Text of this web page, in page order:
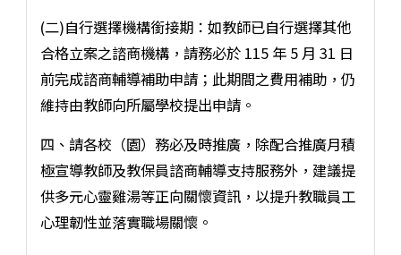
(二)自行選擇機構銜接期：如教師已自行選擇其他
合格立案之諮商機構，請務必於 115 年 5 月 31 日
前完成諮商輔導補助申請；此期間之費用補助，仍
維持由教師向所屬學校提出申請。
四、請各校（園）務必及時推廣，除配合推廣月積
極宣導教師及教保員諮商輔導支持服務外，建議提
供多元心靈雞湯等正向關懷資訊，以提升教職員工
心理韌性並落實職場關懷。